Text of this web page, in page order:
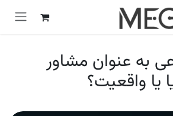
به عنوان مشاور
یا واقعیت؟